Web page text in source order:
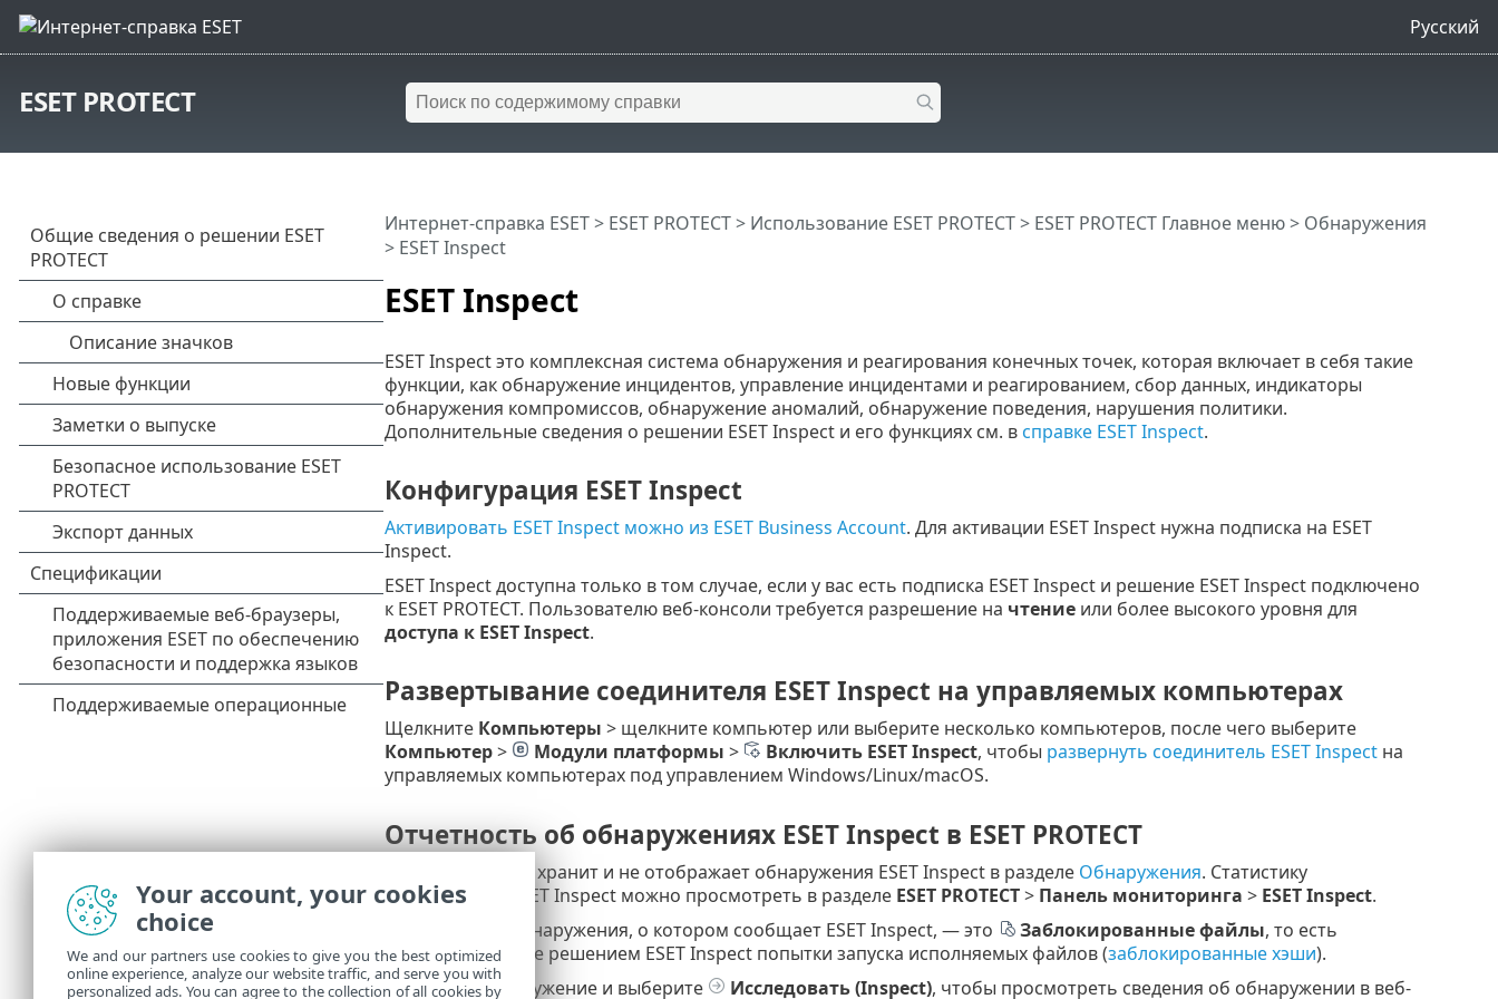
Русский
ESET PROTECT
ESET Inspect
Интернет-справка ESET> ESET PROTECT> Использование ESET PROTECT> ESET PROTECT Главное меню> Обнаружения
> ESET Inspect
ESET Inspect это комплексная система обнаружения и реагирования конечных точек, которая включает в себя такие
функции, как обнаружение инцидентов, управление инцидентами и реагированием, сбор данных, индикаторы
обнаружения компромиссов, обнаружение аномалий, обнаружение поведения, нарушения политики.
Дополнительные сведения о решении ESET Inspect и его функциях см. всправке ESET Inspect.
Конфигурация ESET Inspect
Активировать ESET Inspect можно из ESET Business Account. Для активации ESET Inspect нужна подписка на ESET
Inspect.
ESET Inspect доступна только в том случае, если у вас есть подписка ESET Inspect и решение ESET Inspect подключено
к ESET PROTECT. Пользователю веб-консоли требуется разрешение на чтениеили более высокого уровня для
доступа к ESET Inspect.
Развертывание соединителя ESET Inspect на управляемых компьютерах
Щелкните Компьютеры > щелкните компьютер или выберите несколько компьютеров, после чего выберите
Компьютер> Модули платформы > Включить ESET Inspect, чтобы развернуть соединитель ESET Inspectна
управляемых компьютерах под управлением Windows/Linux/macOS.
Отчетность об обнаружениях ESET Inspect в ESET PROTECT
ESET PROTECT не хранит и не отображает обнаружения ESET Inspect в разделе Обнаружения. Статистику
обнаружений ESET Inspect можно просмотреть в разделе ESET PROTECT> Панель мониторинга > ESET Inspect.
Еще один тип обнаружения, о котором сообщает ESET Inspect, — это
Заблокированные файлы, то есть
заблокированные решением ESET Inspect попытки запуска исполняемых файлов (заблокированные хэши).
Щелкните обнаружение и выберите
Исследовать (Inspect), чтобы просмотреть сведения об обнаружении в веб-
Your account, your cookies
choice
We and our partners use cookies to give you the best optimized
online experience, analyze our website traffic, and serve you with
personalized ads. You can agree to the collection of all cookies by